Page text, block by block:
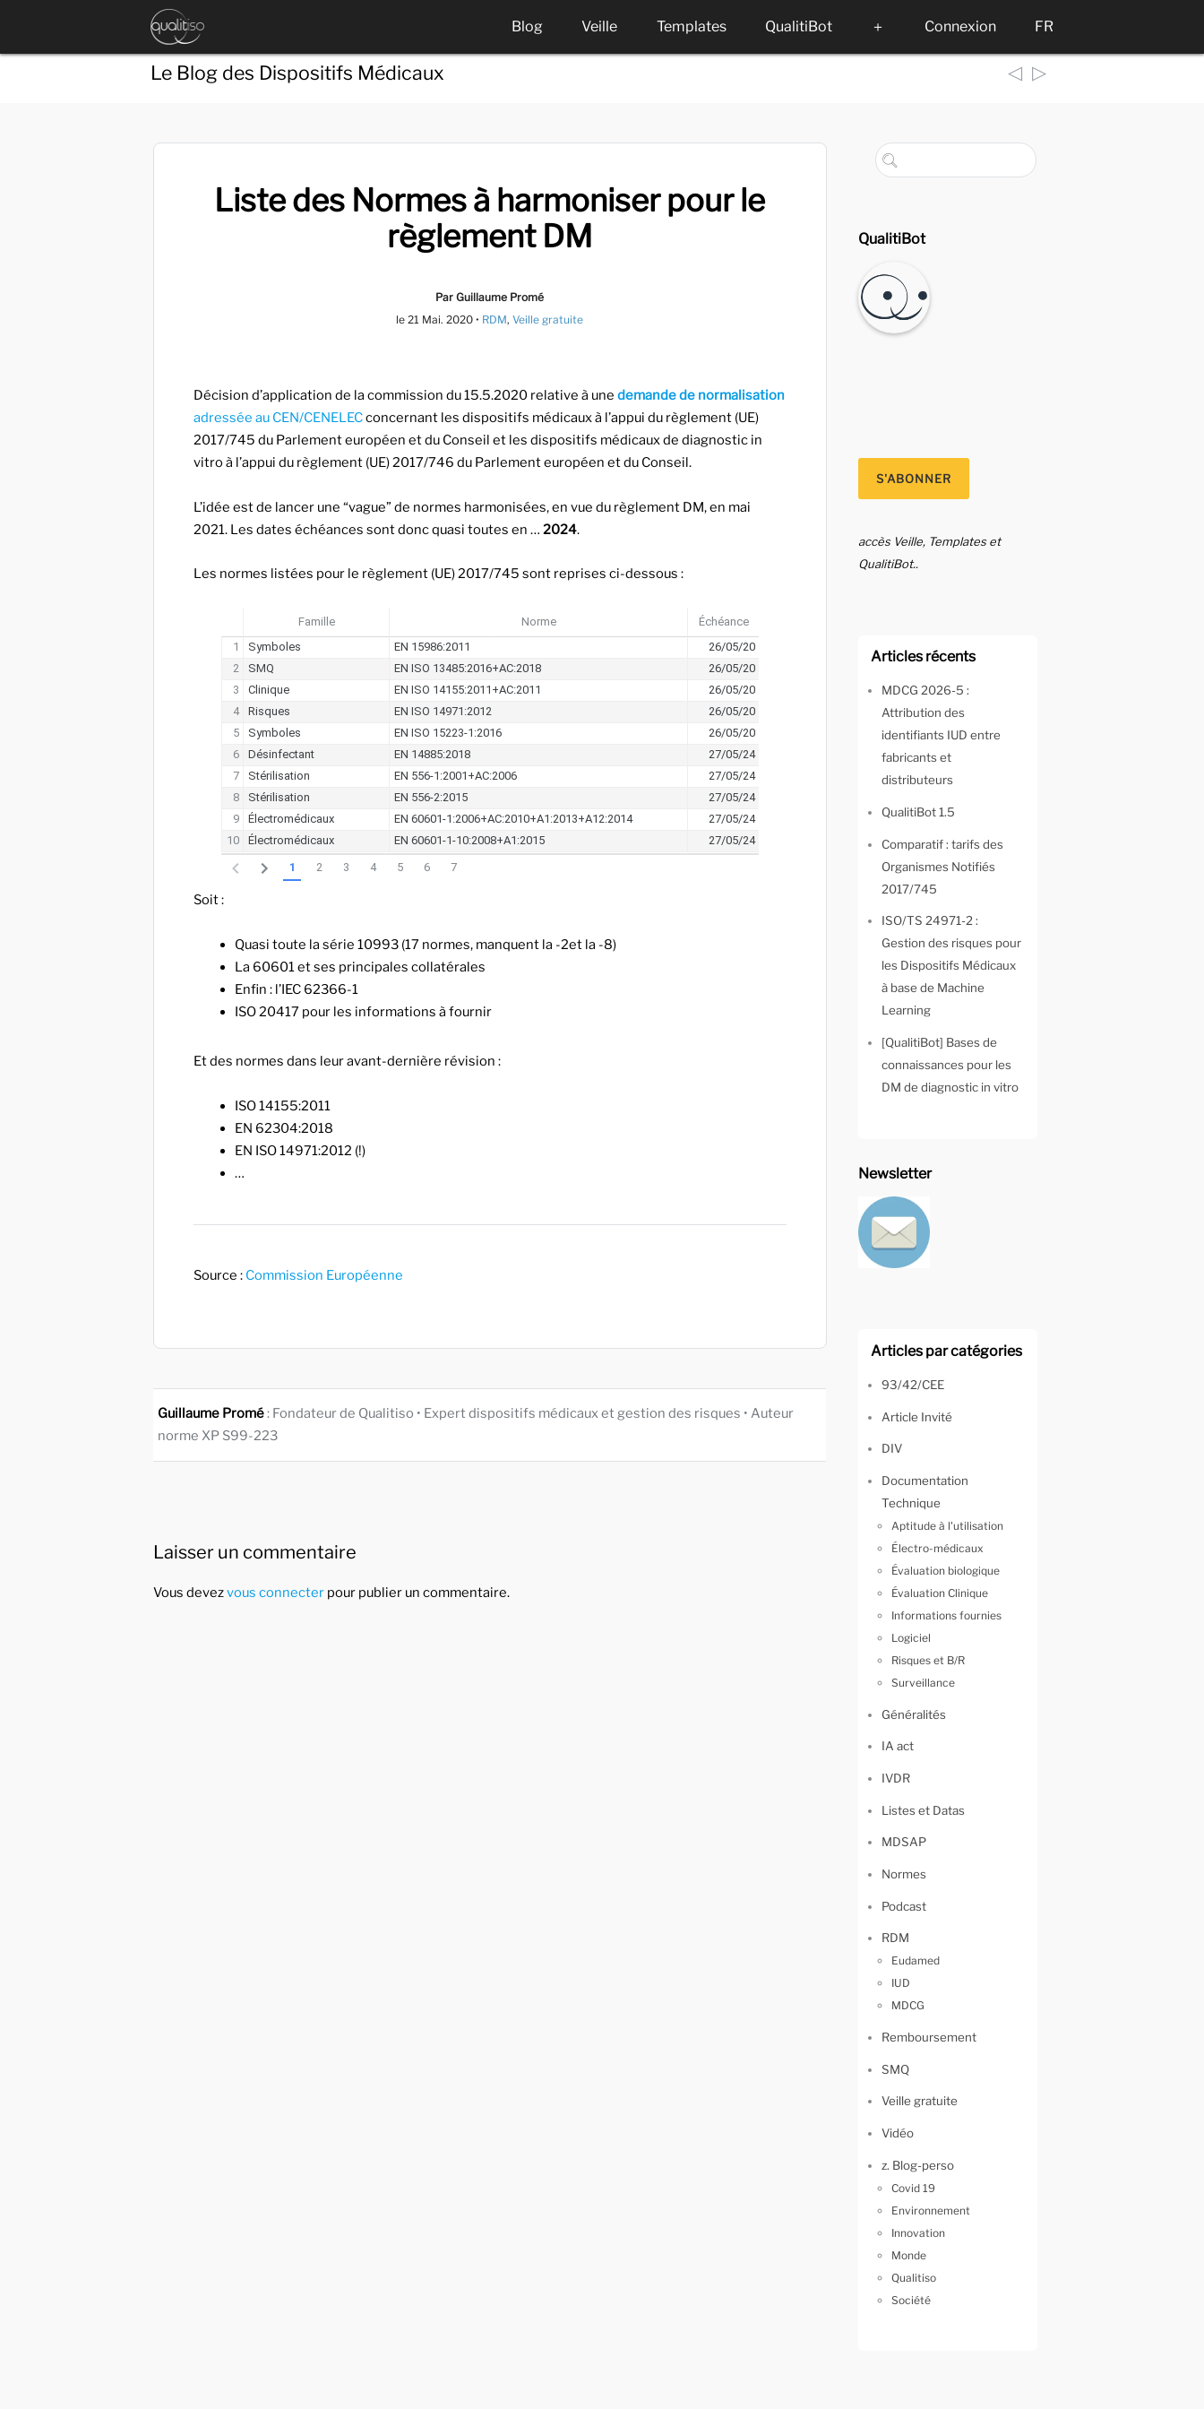
Blog Veille Templates QualitiBot ＋ Connexion FR
Le Blog des Dispositifs Médicaux ◁ ▷
Liste des Normes à harmoniser pour le
règlement DM
Par Guillaume Promé
le 21 Mai. 2020 • RDM,Veille gratuite
Décision d’application de la commission du 15.5.2020 relative à une demande de normalisation
adressée au CEN/CENELECconcernant les dispositifs médicaux à l’appui du règlement (UE)
2017/745 du Parlement européen et du Conseil et les dispositifs médicaux de diagnostic in
vitro à l’appui du règlement (UE) 2017/746 du Parlement européen et du Conseil.
L’idée est de lancer une “vague” de normes harmonisées, en vue du règlement DM, en mai
2021. Les dates échéances sont donc quasi toutes en … 2024.
Les normes listées pour le règlement (UE) 2017/745 sont reprises ci-dessous :
Soit :
Quasi toute la série 10993 (17 normes, manquent la -2et la -8)
La 60601 et ses principales collatérales
Enfin : l’IEC 62366-1
ISO 20417 pour les informations à fournir
Et des normes dans leur avant-dernière révision :
ISO 14155:2011
EN 62304:2018
EN ISO 14971:2012 (!)
…
Source : Commission Européenne
Guillaume Promé: Fondateur de Qualitiso • Expert dispositifs médicaux et gestion des risques • Auteur
norme XP S99-223
Laisser un commentaire
Vous devezvous connecter pour publier un commentaire.
QualitiBot
accès Veille, Templates et
QualitiBot..
Articles récents
MDCG 2026-5 :
Attribution des
identifiants IUD entre
fabricants et
distributeurs
QualitiBot 1.5
Comparatif : tarifs des
Organismes Notifiés
2017/745
ISO/TS 24971-2 :
Gestion des risques pour
les Dispositifs Médicaux
à base de Machine
Learning
[QualitiBot] Bases de
connaissances pour les
DM de diagnostic in vitro
Newsletter
Articles par catégories
93/42/CEE
Article Invité
DIV
Documentation
Technique
Aptitude à l'utilisation
Électro-médicaux
Évaluation biologique
Évaluation Clinique
Informations fournies
Logiciel
Risques et B/R
Surveillance
Généralités
IA act
IVDR
Listes et Datas
MDSAP
Normes
Podcast
RDM
Eudamed
IUD
MDCG
Remboursement
SMQ
Veille gratuite
Vidéo
z. Blog-perso
Covid 19
Environnement
Innovation
Monde
Qualitiso
Société